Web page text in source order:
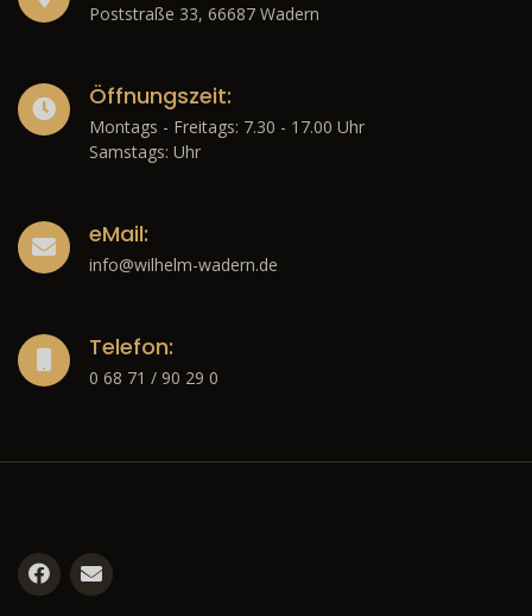
Poststraße 33, 66687 Wadern
Öffnungszeit:
Montags - Freitags: 7.30 - 17.00 Uhr
Samstags: Uhr
eMail:
info@wilhelm-wadern.de
Telefon:
0 68 71 / 90 29 0